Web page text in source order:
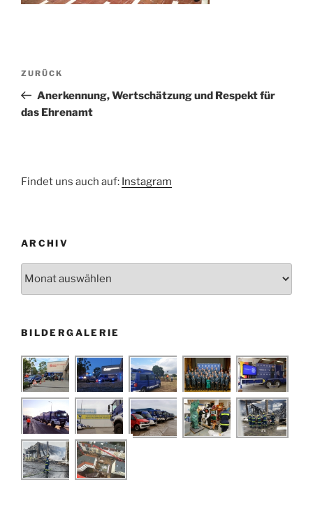
Beitragsnavigation
Vorheriger
Beitrag
ZURÜCK
Anerkennung, Wertschätzung und Respekt für
das Ehrenamt
Findet uns auch auf: Instagram
ARCHIV
BILDERGALERIE